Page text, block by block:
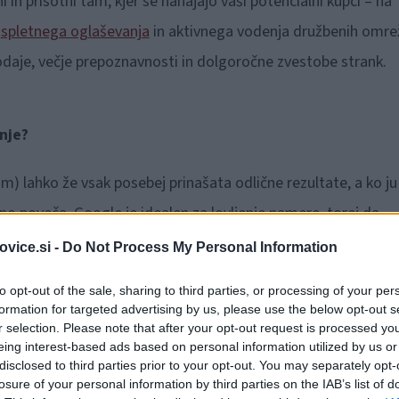
- Do Not Process My Personal Information
opt-out of the sale, sharing to third parties, or processing of your
for targeted advertising by us, please use the below opt-out
selection. Please note that after your opt-out request is processed
interest-based ads based on personal information utilized by us
to third parties prior to your opt-out. You may separately
of your personal information by third parties on the IAB’s list of
spletnega oglaševanjain aktivnega vodenja družbenih
večje prepoznavnosti in dolgoročne zvestobe strank.
lahko že vsak posebej prinašata odlične rezultate, a ko ju
poveča. Google je idealen za lovljenje namere, torej da
Metaplatforme pa delujejo bolj emocionalno in vizualno
»najboljši zobozdravnik v Ljubljani«).